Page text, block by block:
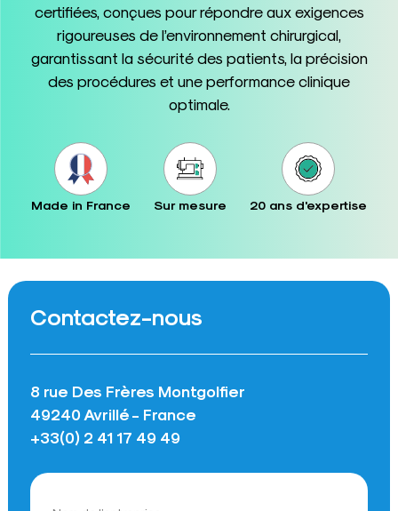
certifiées, conçues pour répondre aux exigences
rigoureuses de l’environnement chirurgical,
garantissant la sécurité des patients, la précision
des procédures et une performance clinique
optimale.
Made in France Sur mesure 20 ans d'expertise
Contactez-nous
8 rue Des Frères Montgolfier
49240 Avrillé - France
+33(0) 2 41 17 49 49